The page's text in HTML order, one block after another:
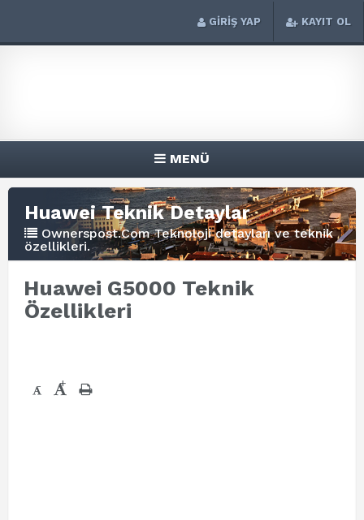
GİRİŞ YAP KAYIT OL
MENÜ
Huawei Teknik Detaylar
Ownerspost.Com Teknoloji detayları ve teknik
özellikleri.
Huawei G5000 Teknik
Özellikleri
- +